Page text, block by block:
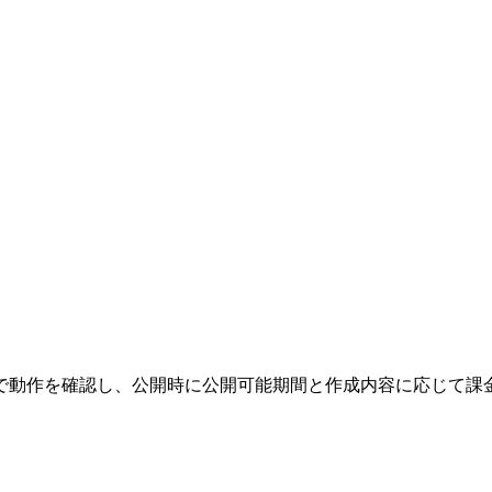
作を確認し、公開時に公開可能期間と作成内容に応じて課